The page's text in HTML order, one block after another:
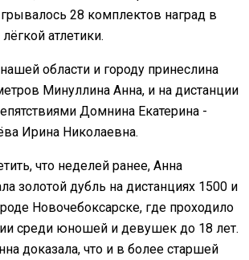
28 комплектов наград в
атлетики.
области и городу принеслина
Минуллина Анна, и на дистанции
Домнина Екатерина -
Ирина Николаевна.
что неделей ранее, Анна
золотой дубль на дистанциях 1500 и
Новочебоксарске, где проходило
среди юношей и девушек до 18 лет.
доказала, что и в более старшей